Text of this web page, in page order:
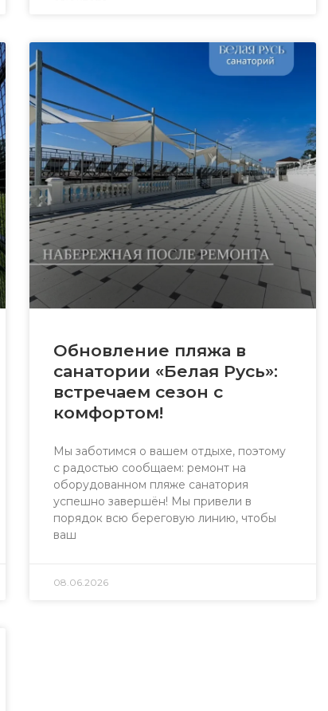
Обновление пляжа в
санатории «Белая Русь»:
встречаем сезон с
комфортом!
Мы заботимся о вашем отдыхе, поэтому
с радостью сообщаем: ремонт на
оборудованном пляже санатория
успешно завершён! Мы привели в
порядок всю береговую линию, чтобы
ваш
08.06.2026